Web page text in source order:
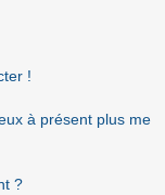
!
à présent plus me
?